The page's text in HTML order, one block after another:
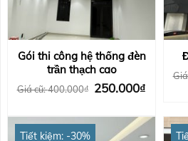
Gói thi công hệ thống đèn
trần thạch cao
Giá cũ:400.000₫ Giá
400.000₫.
250.000₫
là:
Tiết kiệm: -30%